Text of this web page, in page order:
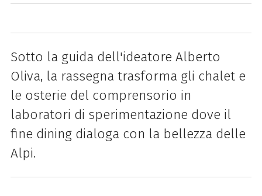
Sotto la guida dell'ideatore Alberto
Oliva, la rassegna trasforma gli chalet e
le osterie del comprensorio in
laboratori di sperimentazione dove il
fine dining dialoga con la bellezza delle
Alpi.